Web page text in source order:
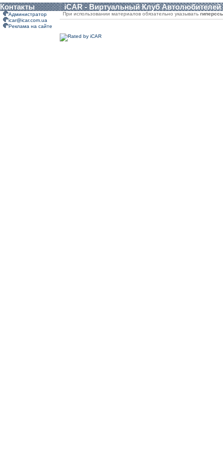
Контакты iCAR - Виртуальный Клуб Автолюбителей
Администратор
icar@icar.com.ua
Реклама на сайте
При использовании материалов обязательно указывать